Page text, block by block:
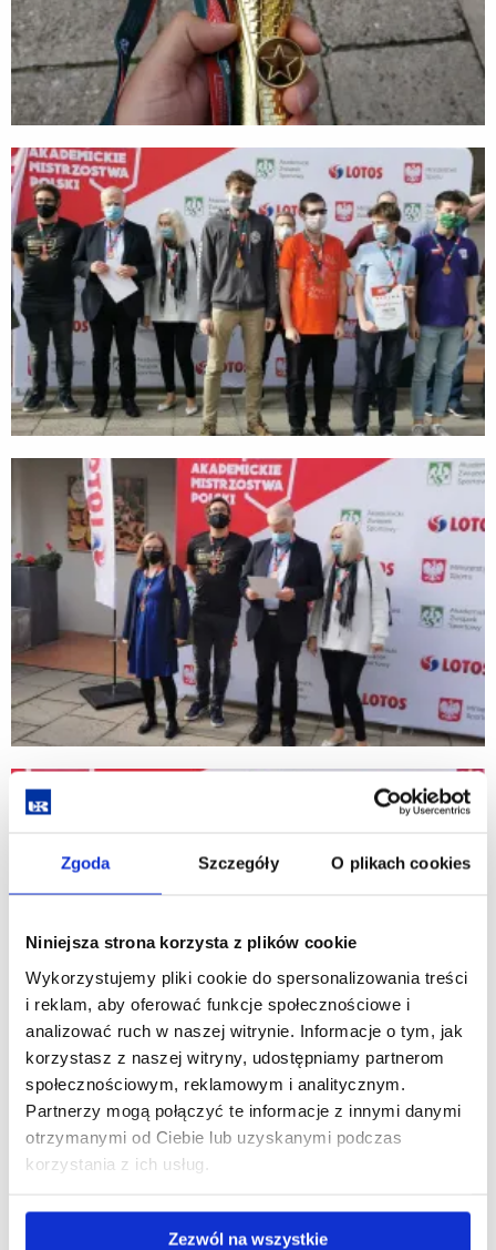
Zgoda Szczegóły O plikach cookies
Niniejsza strona korzysta z plików cookie
Wykorzystujemy pliki cookie do spersonalizowania treści
i reklam, aby oferować funkcje społecznościowe i
analizować ruch w naszej witrynie. Informacje o tym, jak
korzystasz z naszej witryny, udostępniamy partnerom
społecznościowym, reklamowym i analitycznym.
Partnerzy mogą połączyć te informacje z innymi danymi
otrzymanymi od Ciebie lub uzyskanymi podczas
korzystania z ich usług.
Zezwól na wszystkie